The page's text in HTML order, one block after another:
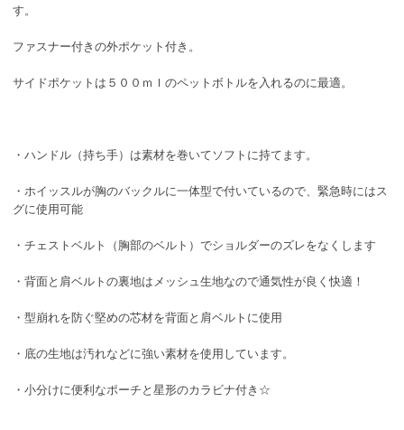
す。
ファスナー付きの外ポケット付き。
サイドポケットは５００ｍｌのペットボトルを入れるのに最適。
・ハンドル（持ち手）は素材を巻いてソフトに持てます。
・ホイッスルが胸のバックルに一体型で付いているので、緊急時にはス
グに使用可能
・チェストベルト（胸部のベルト）でショルダーのズレをなくします
・背面と肩ベルトの裏地はメッシュ生地なので通気性が良く快適！
・型崩れを防ぐ堅めの芯材を背面と肩ベルトに使用
・底の生地は汚れなどに強い素材を使用しています。
・小分けに便利なポーチと星形のカラビナ付き☆